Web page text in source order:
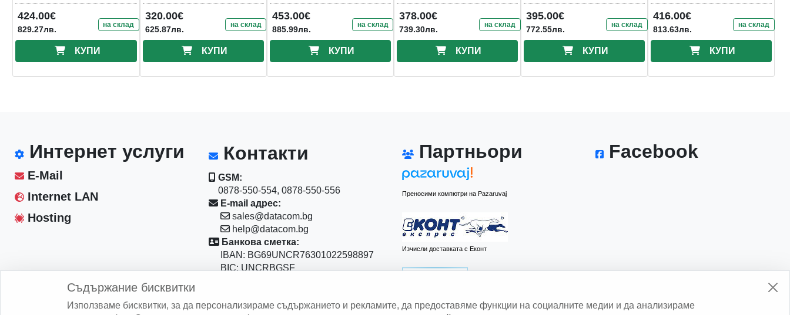
424.00€
829.27лв. на склад
КУПИ
OC 8GB GDDR6
320.00€
625.87лв. на склад
КУПИ
453.00€
885.99лв. на склад
КУПИ
Edge 8GB OC GDDR6
378.00€
739.30лв. на склад
КУПИ
395.00€
772.55лв. на склад
КУПИ
8GB GDDR7
416.00€
813.63лв. на склад
КУПИ
Интернет услуги
E-Mail
Internet LAN
Hosting
Контакти
GSM:
0878-550-554, 0878-550-556
E-mail адрес:
sales@datacom.bg
help@datacom.bg
Банкова сметка:
IBAN: BG69UNCR76301022598897
BIC: UNCRBGSF
бул."Васил Левски" 111
Партньори
Преносими компютри на Pazaruvaj
Изчисли доставката с Еконт
Facebook
Съдържание бисквитки
Използваме бисквитки, за да персонализираме съдържанието и рекламите, да предоставяме функции на социалните медии и да анализираме